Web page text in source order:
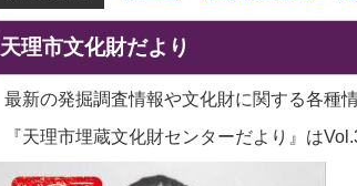
天理市文化財だより
最新の発掘調査情報や文化財に関する各種
『天理市埋蔵文化財センターだより』は